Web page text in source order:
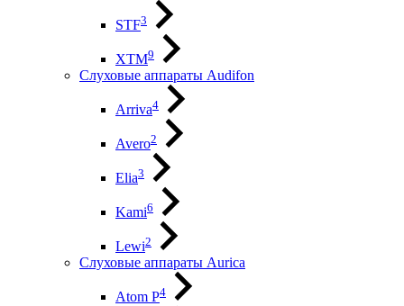
STF3
XTM9
Слуховые аппараты Audifon
Arriva4
Avero2
Elia3
Kami6
Lewi2
Слуховые аппараты Aurica
Atom P4